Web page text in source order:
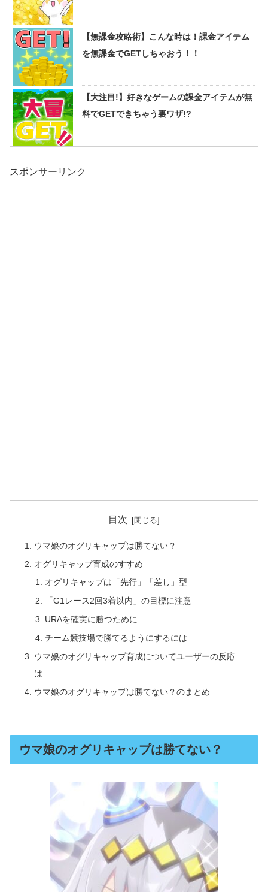
【無課金攻略術】こんな時は！課金アイテム
を無課金でGETしちゃおう！！
【大注目!】好きなゲームの課金アイテムが無
料でGETできちゃう裏ワザ!?
スポンサーリンク
目次
ウマ娘のオグリキャップは勝てない？
オグリキャップ育成のすすめ
オグリキャップは「先行」「差し」型
「G1レース2回3着以内」の目標に注意
URAを確実に勝つために
チーム競技場で勝てるようにするには
ウマ娘のオグリキャップ育成についてユーザーの反応
は
ウマ娘のオグリキャップは勝てない？のまとめ
ウマ娘のオグリキャップは勝てない？